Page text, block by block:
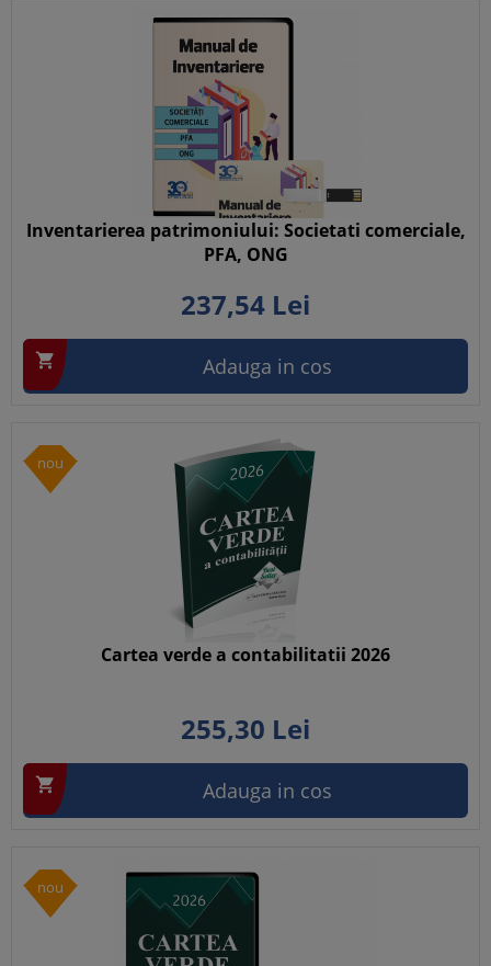
Inventarierea patrimoniului: Societati comerciale,
PFA, ONG
237,54 Lei
 Adauga in cos
nou
Cartea verde a contabilitatii 2026
255,30 Lei
 Adauga in cos
nou